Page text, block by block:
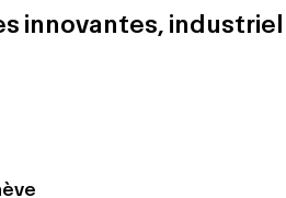
innovantes,